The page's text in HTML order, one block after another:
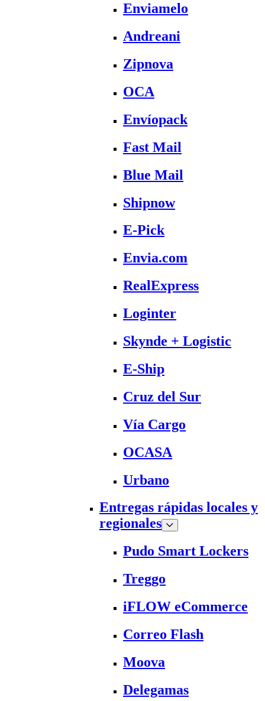
Enviamelo
Andreani
Zipnova
OCA
Envíopack
Fast Mail
Blue Mail
Shipnow
E-Pick
Envia.com
RealExpress
Loginter
Skynde + Logistic
E-Ship
Cruz del Sur
Vía Cargo
OCASA
Urbano
Entregas rápidas locales y
regionales
Pudo Smart Lockers
Treggo
iFLOW eCommerce
Correo Flash
Moova
Delegamas